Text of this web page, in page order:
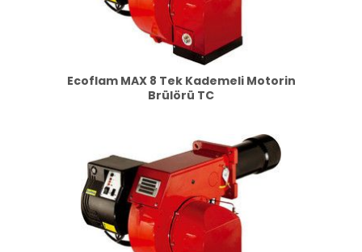
Ecoflam MAX 8 Tek Kademeli Motorin
Brülörü TC